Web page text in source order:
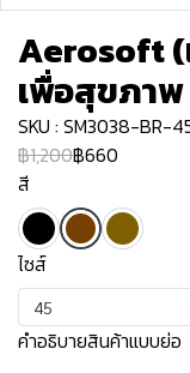
Aerosoft (
เพื่อสุขภาพ
SKU : SM3038-BR-
฿1,200฿660
สี
ไซส์
45
คำอธิบายสินค้าแบบย่อ